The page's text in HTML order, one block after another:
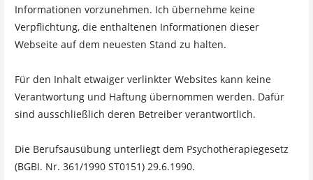
Informationen vorzunehmen. Ich übernehme keine
Verpflichtung, die enthaltenen Informationen dieser
Webseite auf dem neuesten Stand zu halten.
Für den Inhalt etwaiger verlinkter Websites kann keine
Verantwortung und Haftung übernommen werden. Dafür
sind ausschließlich deren Betreiber verantwortlich.
Die Berufsausübung unterliegt dem Psychotherapiegesetz
(BGBI. Nr. 361/1990 ST0151) 29.6.1990.